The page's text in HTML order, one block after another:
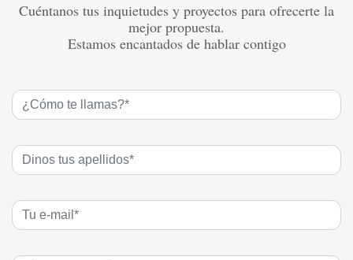
Cuéntanos tus inquietudes y proyectos para ofrecerte la
mejor propuesta.
Estamos encantados de hablar contigo